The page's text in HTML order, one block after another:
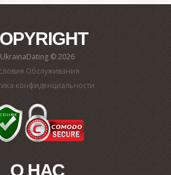
UkrainaDating © 2026
Обслуживания
конфиденциальности
О НАС